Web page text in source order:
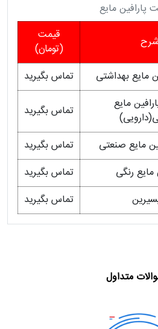
پارافین مایع
شرح
قیمت
(تومان)
مایع بهداشتی تماس بگیرید
مایع
تماس بگیرید
مایع صنعتی
تماس بگیرید
مایع رنگی
تماس بگیرید
تماس بگیرید
متداول